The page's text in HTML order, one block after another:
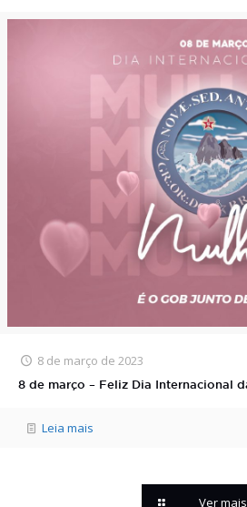
8 de março de 2023
8 de março – Feliz Dia Internacional
Leia mais
Ver mais